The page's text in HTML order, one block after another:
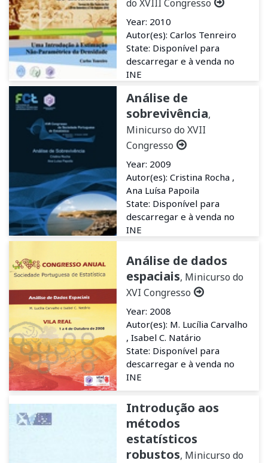
do XVIII Congresso
Year: 2010
Autor(es): Carlos Tenreiro
State: Disponível para
descarregar e à venda no
INE
Análise de
sobrevivência,
Minicurso do XVII
Congresso
Year: 2009
Autor(es): Cristina Rocha ,
Ana Luísa Papoila
State: Disponível para
descarregar e à venda no
INE
Análise de dados
espaciais, Minicurso do
XVI Congresso
Year: 2008
Autor(es): M. Lucília Carvalho
, Isabel C. Natário
State: Disponível para
descarregar e à venda no
INE
Introdução aos
métodos
estatísticos
robustos, Minicurso do